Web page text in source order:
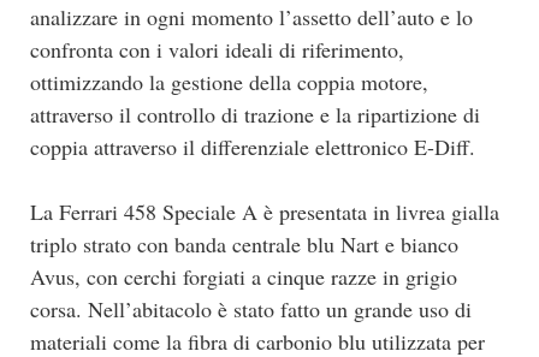
analizzare in ogni momento l’assetto dell’auto e lo
confronta con i valori ideali di riferimento,
ottimizzando la gestione della coppia motore,
attraverso il controllo di trazione e la ripartizione di
coppia attraverso il differenziale elettronico E-Diff.
La Ferrari 458 Speciale A è presentata in livrea gialla
triplo strato con banda centrale blu Nart e bianco
Avus, con cerchi forgiati a cinque razze in grigio
corsa. Nell’abitacolo è stato fatto un grande uso di
materiali come la fibra di carbonio blu utilizzata per